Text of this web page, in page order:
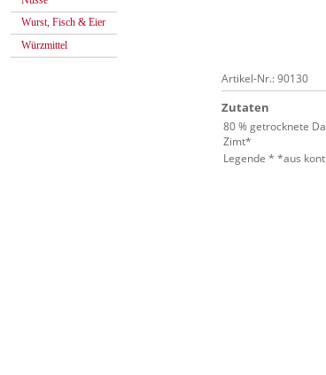
Wurst, Fisch & Eier
Würzmittel
Artikel-Nr.: 90130
Zutaten
80 % getrocknete
Zimt*
Legende * *aus